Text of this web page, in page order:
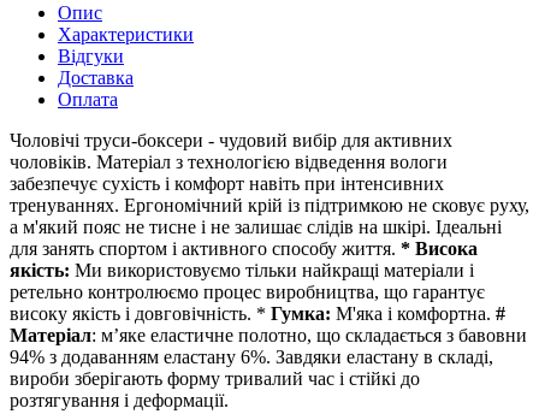
Опис
Характеристики
Відгуки
Доставка
Оплата
Чоловічі труси-боксери - чудовий вибір для активних
чоловіків. Матеріал з технологією відведення вологи
забезпечує сухість і комфорт навіть при інтенсивних
тренуваннях. Ергономічний крій із підтримкою не сковує руху,
а м'який пояс не тисне і не залишає слідів на шкірі. Ідеальні
для занять спортом і активного способу життя. * Висока
якість: Ми використовуємо тільки найкращі матеріали і
ретельно контролюємо процес виробництва, що гарантує
високу якість і довговічність. * Гумка: М'яка і комфортна. #
Матеріал: мʼяке еластичне полотно, що складається з бавовни
94% з додаванням еластану 6%. Завдяки еластану в складі,
вироби зберігають форму тривалий час і стійкі до
розтягування і деформації.